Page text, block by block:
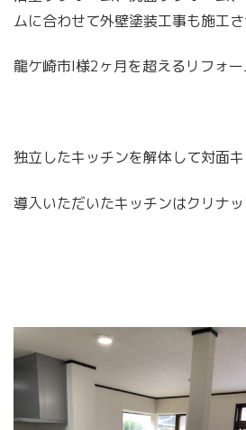
ムに合わせて外壁塗装工事も施工さ
龍ケ崎市I様2ヶ月を超えるリフォ
独立したキッチンを解体して対面
導入いただいたキッチンはクリナ